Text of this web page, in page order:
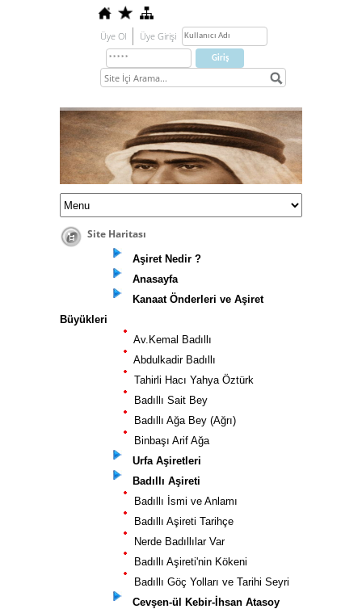
Üye Ol Üye Girişi
Site Haritası
Aşiret Nedir ?
Anasayfa
Kanaat Önderleri ve Aşiret
Büyükleri
Av.Kemal Badıllı
Abdulkadir Badıllı
Tahirli Hacı Yahya Öztürk
Badıllı Sait Bey
Badıllı Ağa Bey (Ağrı)
Binbaşı Arif Ağa
Urfa Aşiretleri
Badıllı Aşireti
Badıllı İsmi ve Anlamı
Badıllı Aşireti Tarihçe
Nerde Badıllılar Var
Badıllı Aşireti'nin Kökeni
Badıllı Göç Yolları ve Tarihi Seyri
Cevşen-ül Kebir-İhsan Atasoy